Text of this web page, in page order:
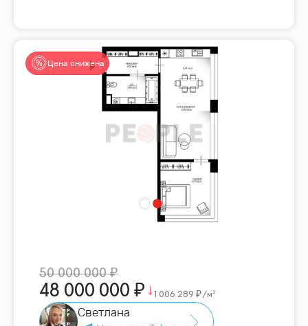
Цена снижена
50 000 000
48 000 000 1 006 289 /м²
Светлана